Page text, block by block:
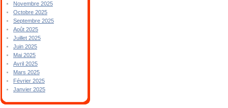
Novembre 2025
Octobre 2025
Septembre 2025
Août 2025
Juillet 2025
Juin 2025
Mai 2025
Avril 2025
Mars 2025
Février 2025
Janvier 2025